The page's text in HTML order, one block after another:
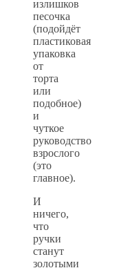
излишков
песочка
(подойдёт
пластиковая
упаковка
от
торта
или
подобное)
и
чуткое
руководство
взрослого
(это
главное).
И
ничего,
что
ручки
станут
золотыми